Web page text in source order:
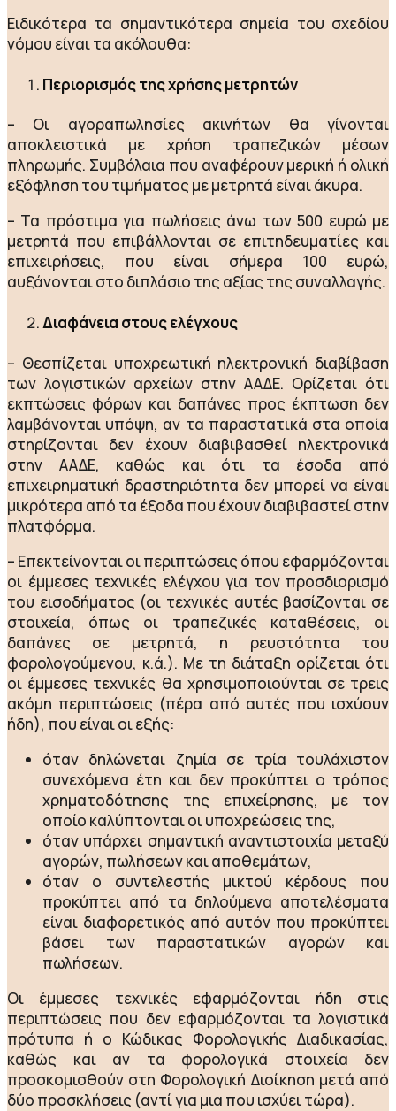
Ειδικότερα τα σημαντικότερα σημεία του σχεδίου
νόμου είναι τα ακόλουθα:
Περιορισμός της χρήσης μετρητών
– Οι αγοραπωλησίες ακινήτων θα γίνονται
αποκλειστικά με χρήση τραπεζικών μέσων
πληρωμής. Συμβόλαια που αναφέρουν μερική ή ολική
εξόφληση του τιμήματος με μετρητά είναι άκυρα.
– Τα πρόστιμα για πωλήσεις άνω των 500 ευρώ με
μετρητά που επιβάλλονται σε επιτηδευματίες και
επιχειρήσεις, που είναι σήμερα 100 ευρώ,
αυξάνονται στο διπλάσιο της αξίας της συναλλαγής.
Διαφάνεια στους ελέγχους
– Θεσπίζεται υποχρεωτική ηλεκτρονική διαβίβαση
των λογιστικών αρχείων στην ΑΑΔΕ. Ορίζεται ότι
εκπτώσεις φόρων και δαπάνες προς έκπτωση δεν
λαμβάνονται υπόψη, αν τα παραστατικά στα οποία
στηρίζονται δεν έχουν διαβιβασθεί ηλεκτρονικά
στην ΑΑΔΕ, καθώς και ότι τα έσοδα από
επιχειρηματική δραστηριότητα δεν μπορεί να είναι
μικρότερα από τα έξοδα που έχουν διαβιβαστεί στην
πλατφόρμα.
– Επεκτείνονται οι περιπτώσεις όπου εφαρμόζονται
οι έμμεσες τεχνικές ελέγχου για τον προσδιορισμό
του εισοδήματος (οι τεχνικές αυτές βασίζονται σε
στοιχεία, όπως οι τραπεζικές καταθέσεις, οι
δαπάνες σε μετρητά, η ρευστότητα του
φορολογούμενου, κ.ά.). Με τη διάταξη ορίζεται ότι
οι έμμεσες τεχνικές θα χρησιμοποιούνται σε τρεις
ακόμη περιπτώσεις (πέρα από αυτές που ισχύουν
ήδη), που είναι οι εξής:
όταν δηλώνεται ζημία σε τρία τουλάχιστον
συνεχόμενα έτη και δεν προκύπτει ο τρόπος
χρηματοδότησης της επιχείρησης, με τον
οποίο καλύπτονται οι υποχρεώσεις της,
όταν υπάρχει σημαντική αναντιστοιχία μεταξύ
αγορών, πωλήσεων και αποθεμάτων,
όταν ο συντελεστής μικτού κέρδους που
προκύπτει από τα δηλούμενα αποτελέσματα
είναι διαφορετικός από αυτόν που προκύπτει
βάσει των παραστατικών αγορών και
πωλήσεων.
Οι έμμεσες τεχνικές εφαρμόζονται ήδη στις
περιπτώσεις που δεν εφαρμόζονται τα λογιστικά
πρότυπα ή ο Κώδικας Φορολογικής Διαδικασίας,
καθώς και αν τα φορολογικά στοιχεία δεν
προσκομισθούν στη Φορολογική Διοίκηση μετά από
δύο προσκλήσεις (αντί για μια που ισχύει τώρα).